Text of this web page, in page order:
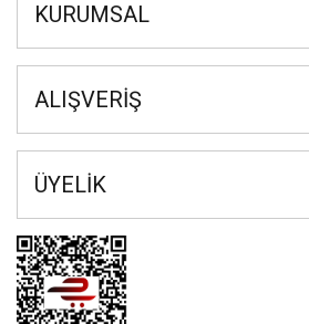
KURUMSAL
ALIŞVERİŞ
ÜYELİK